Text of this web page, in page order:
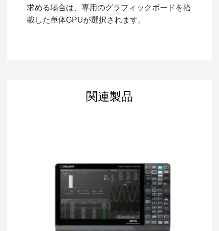
求める場合は、専用のグラフィックボードを搭
載した単体GPUが選択されます。
関連製品